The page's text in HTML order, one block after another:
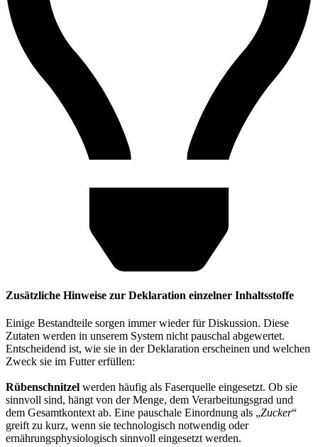
Zusätzliche Hinweise zur Deklaration einzelner Inhaltsstoffe
Einige Bestandteile sorgen immer wieder für Diskussion. Diese
Zutaten werden in unserem System nicht pauschal abgewertet.
Entscheidend ist, wie sie in der Deklaration erscheinen und welchen
Zweck sie im Futter erfüllen:
Rübenschnitzel werden häufig als Faserquelle eingesetzt. Ob sie
sinnvoll sind, hängt von der Menge, dem Verarbeitungsgrad und
dem Gesamtkontext ab. Eine pauschale Einordnung als „Zucker“
greift zu kurz, wenn sie technologisch notwendig oder
ernährungsphysiologisch sinnvoll eingesetzt werden.